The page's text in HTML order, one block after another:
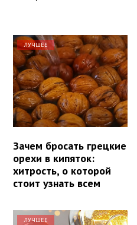
ЛУЧШЕЕ
Зачем бросать грецкие
орехи в кипяток:
хитрость, о которой
стоит узнать всем
ЛУЧШЕЕ